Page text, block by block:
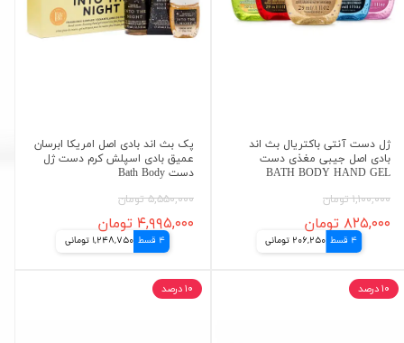
ژل دست آنتی باکتریال بث اند
بادی اصل جیبی مغذی دست
BATH BODY HAND GEL
۱,۱۰۰,۰۰۰ تومان
۸۲۵,۰۰۰ تومان
4 قسط 206,250 تومانی
پک بث اند بادی اصل امریکا ابرسان
عمیق بادی اسپلش کرم دست ژل
دست Bath Body
۵,۵۵۰,۰۰۰ تومان
۴,۹۹۵,۰۰۰ تومان
4 قسط 1,248,750 تومانی
۱۰ درصد ۱۰ درصد